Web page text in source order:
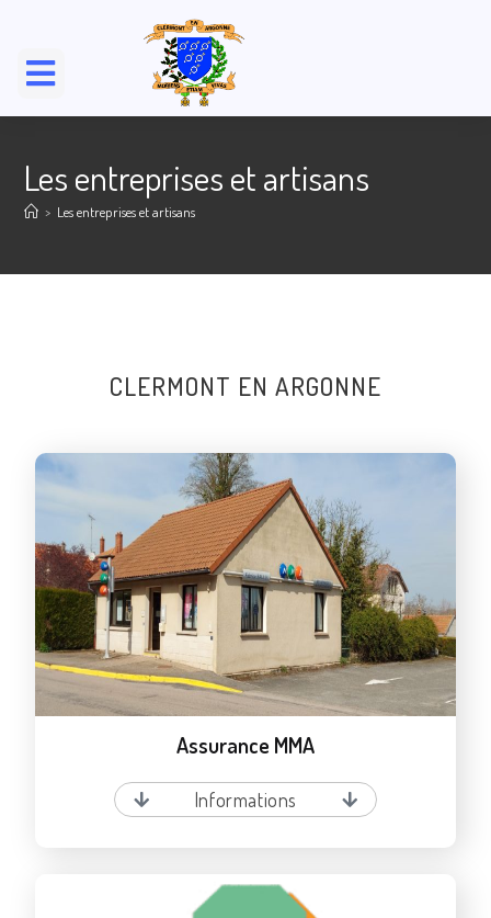
Les entreprises et artisans
> Les entreprises et artisans
CLERMONT EN ARGONNE
Assurance MMA
Informations